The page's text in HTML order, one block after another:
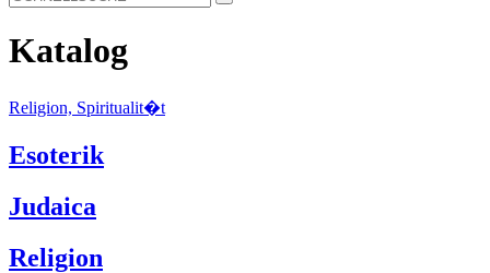
Katalog
Religion, Spiritualit�t
Esoterik
Judaica
Religion